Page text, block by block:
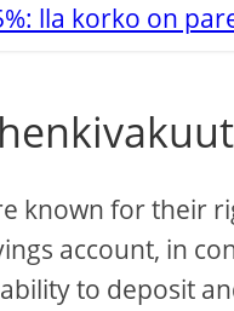
lla korko on
known for their
account, in
to deposit